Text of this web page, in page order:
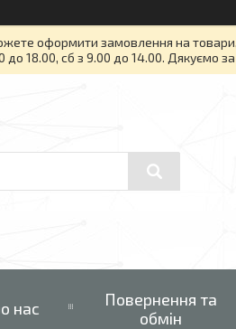
оформити замовлення на товари,
18.00, сб з 9.00 до 14.00. Дякуємо
нас
Повернення та
обмін